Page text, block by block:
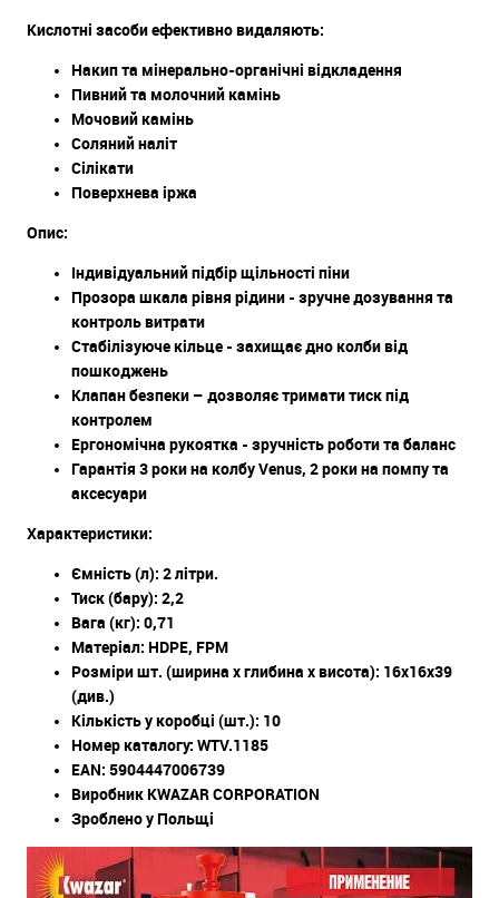
Кислотні засоби ефективно видаляють:
Накип та мінерально-органічні відкладення
Пивний та молочний камінь
Мочовий камінь
Соляний наліт
Сілікати
Поверхнева іржа
Опис:
Індивідуальний підбір щільності піни
Прозора шкала рівня рідини - зручне дозування та
контроль витрати
Стабілізуюче кільце - захищає дно колби від
пошкоджень
Клапан безпеки – дозволяє тримати тиск під
контролем
Ергономічна рукоятка - зручність роботи та баланс
Гарантія 3 роки на колбу Venus, 2 роки на помпу та
аксесуари
Характеристики:
Ємність (л): 2 літри.
Тиск (бару): 2,2
Вага (кг): 0,71
Матеріал: HDPE, FPM
Розміри шт. (ширина х глибина х висота): 16х16х39
(див.)
Кількість у коробці (шт.): 10
Номер каталогу: WTV.1185
EAN: 5904447006739
Виробник KWAZAR CORPORATION
Зроблено у Польщі